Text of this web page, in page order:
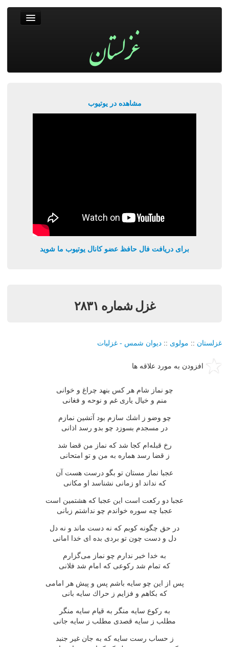
مشاهده در یوتیوب
برای دریافت فال حافظ عضو کانال یوتیوب ما شوید
غزل شماره ۲۸۳۱
غزلستان :: مولوی :: دیوان شمس - غزلیات
افزودن به مورد علاقه ها
چو نماز شام هر كس بنهد چراغ و خوانی
منم و خیال یاری غم و نوحه و فغانی
چو وضو ز اشك سازم بود آتشین نمازم
در مسجدم بسوزد چو بدو رسد اذانی
رخ قبله‌ام كجا شد كه نماز من قضا شد
ز قضا رسد هماره به من و تو امتحانی
عجبا نماز مستان تو بگو درست هست آن
كه نداند او زمانی نشناسد او مكانی
عجبا دو ركعت است این عجبا كه هشتمین است
عجبا چه سوره خواندم چو نداشتم زبانی
در حق چگونه كوبم كه نه دست ماند و نه دل
دل و دست چون تو بردی بده ای خدا امانی
به خدا خبر ندارم چو نماز می‌گزارم
كه تمام شد ركوعی كه امام شد فلانی
پس از این چو سایه باشم پس و پیش هر امامی
كه بكاهم و فزایم ز حراك سایه بانی
به ركوع سایه منگر به قیام سایه منگر
مطلب ز سایه قصدی مطلب ز سایه جانی
ز حساب رست سایه كه به جان غیر جنبد